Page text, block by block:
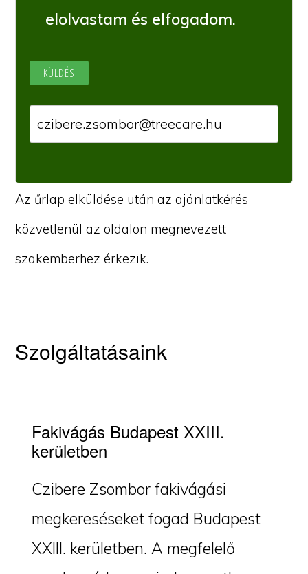
elolvastam és elfogadom.
Az űrlap elküldése után az ajánlatkérés
közvetlenül az oldalon megnevezett
szakemberhez érkezik.
Szolgáltatásaink
Fakivágás Budapest XXIII.
kerületben
Czibere Zsombor fakivágási
megkereséseket fogad Budapest
XXIII. kerületben. A megfelelő